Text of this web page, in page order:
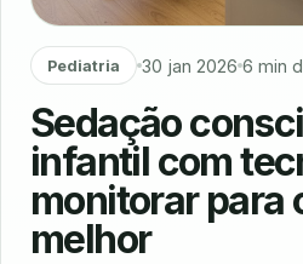
Pediatria 30 jan 2026 6 min
Sedação
infantil com
monitorar para
melhor